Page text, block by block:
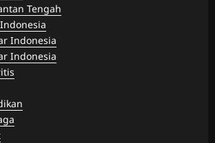
Tengah
Indonesia
Indonesia